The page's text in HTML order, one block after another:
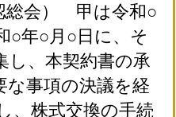
総会） 甲は令和○
○年○月○日に、そ
し、本契約書の承
な事項の決議を経
、株式交換の手続